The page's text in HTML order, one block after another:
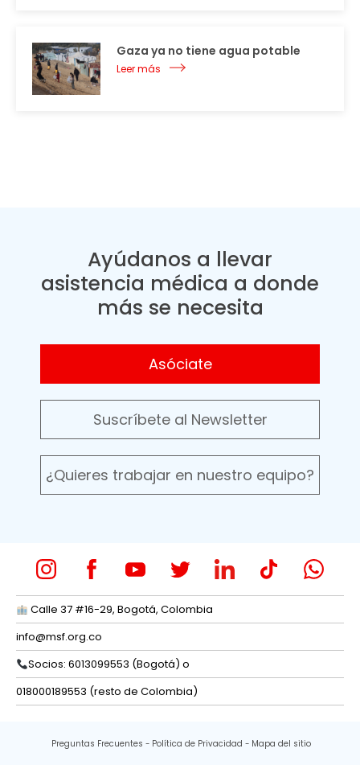
Gaza ya no tiene agua potable
Leer más
Ayúdanos a llevar
asistencia médica a donde
más se necesita
Asóciate
Suscríbete al Newsletter
¿Quieres trabajar en nuestro equipo?
Calle 37 #16-29, Bogotá, Colombia
info@msf.org.co
Socios: 6013099553 (Bogotá) o
018000189553 (resto de Colombia)
Preguntas Frecuentes Política de Privacidad Mapa del sitio